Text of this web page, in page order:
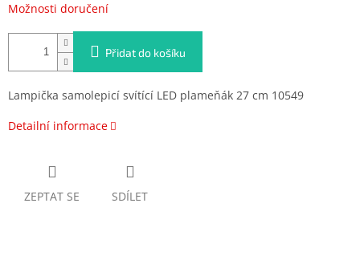
Možnosti doručení
Přidat do košíku
Lampička samolepicí svítící LED plameňák 27 cm 10549
Detailní informace
ZEPTAT SE SDÍLET